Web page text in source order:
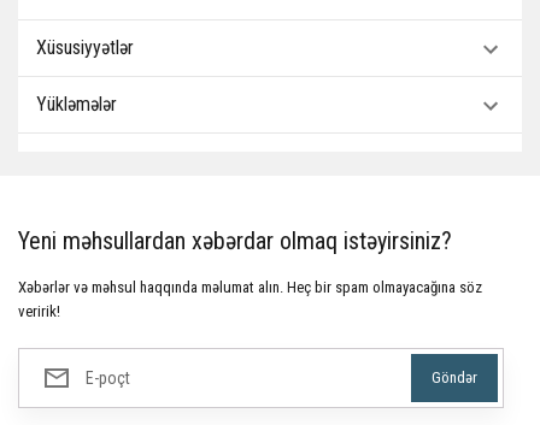
Xüsusiyyətlər
Yükləmələr
Yeni məhsullardan xəbərdar olmaq istəyirsiniz?
Xəbərlər və məhsul haqqında məlumat alın. Heç bir spam olmayacağına söz
veririk!